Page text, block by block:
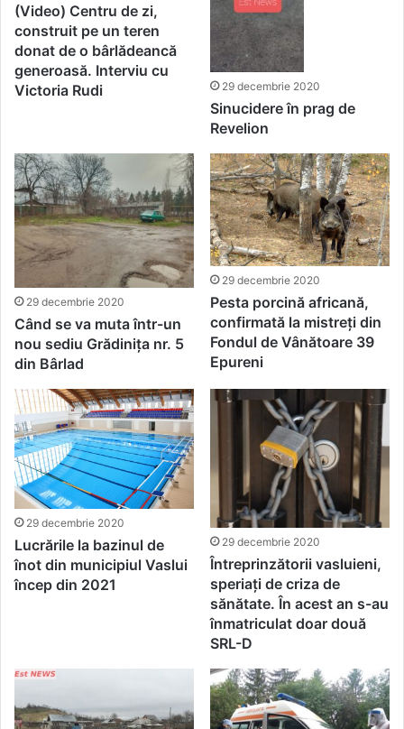
(Video) Centru de zi,
construit pe un teren
donat de o bârlădeancă
generoasă. Interviu cu
Victoria Rudi
29 decembrie 2020
Sinucidere în prag de
Revelion
29 decembrie 2020
Când se va muta într-un
nou sediu Grădinița nr. 5
din Bârlad
29 decembrie 2020
Pesta porcină africană,
confirmată la mistreți din
Fondul de Vânătoare 39
Epureni
29 decembrie 2020
Lucrările la bazinul de
înot din municipiul Vaslui
încep din 2021
29 decembrie 2020
Întreprinzătorii vasluieni,
speriați de criza de
sănătate. În acest an s-au
înmatriculat doar două
SRL-D